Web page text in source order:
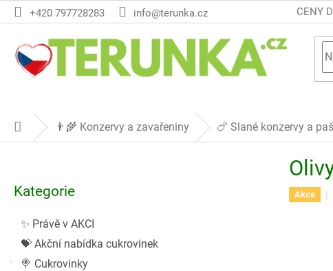
Přejít
na
+420 797728283 info@terunka.cz CENY
Domů 👨‍🌾 Konzervy a zavařeniny 🍗 Slané konzervy a
kategorie
Kategorie
✨ Právě v AKCI
💝 Akční nabídka cukrovinek
🍭 Cukrovinky
Akce